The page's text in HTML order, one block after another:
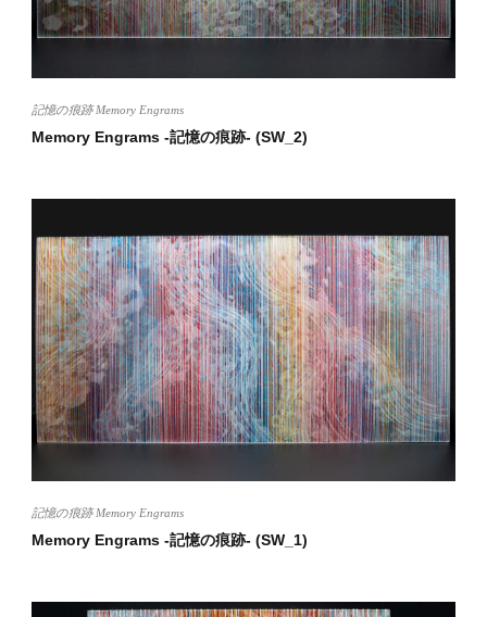
記憶の痕跡 Memory Engrams
Memory Engrams -記憶の痕跡- (SW_2)
記憶の痕跡 Memory Engrams
Memory Engrams -記憶の痕跡- (SW_1)